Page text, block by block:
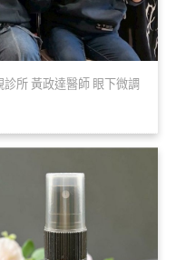
診所 黃政達醫師 眼下微調